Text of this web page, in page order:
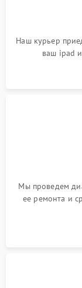
Наш курьер
ваш ipad и
Мы проведем
ее ремонта и